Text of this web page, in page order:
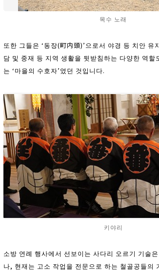
목수 노래
또한 그들은 ‘동장(町内頭)’으로서 야경 등 치안
담 및 중재 등 지역 생활을 뒷받침하는 다양한 역
는 ‘마을의 수호자’였던 것입니다.
키야리
소방 연례 행사에서 선보이는 사다리 오르기 기술
나, 현재는 고소 작업을 전문으로 하는 철골공들의